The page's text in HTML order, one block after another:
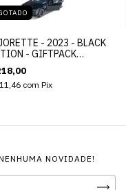
- 2023 - BLACK
- GIFTPACK
com Pix
NOVIDADE!